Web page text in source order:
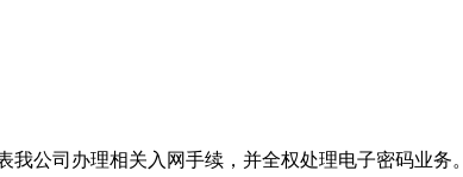
公司办理相关入网手续，并全权处理电子密码业务。